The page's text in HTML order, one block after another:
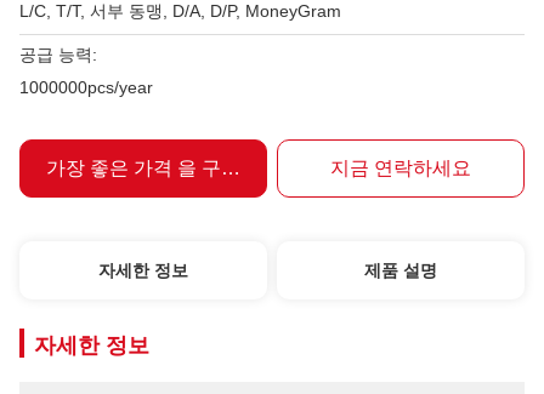
L/C, T/T, 서부 동맹, D/A, D/P, MoneyGram
공급 능력:
1000000pcs/year
가장 좋은 가격 을 구하라 지금 연락하세요
자세한 정보 제품 설명
자세한 정보